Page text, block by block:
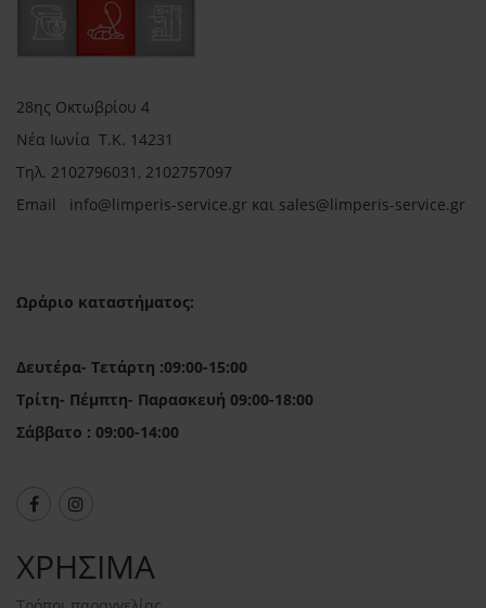
28ης Οκτωβρίου 4
Νέα Ιωνία Τ.Κ. 14231
Τηλ. 2102796031, 2102757097
Email info@limperis-service.gr και sales@limperis-service.gr
Ωράριο καταστήματος:
Δευτέρα- Τετάρτη :09:00-15:00
Τρίτη- Πέμπτη- Παρασκευή 09:00-18:00
Σάββατο : 09:00-14:00
ΧΡΗΣΙΜΑ